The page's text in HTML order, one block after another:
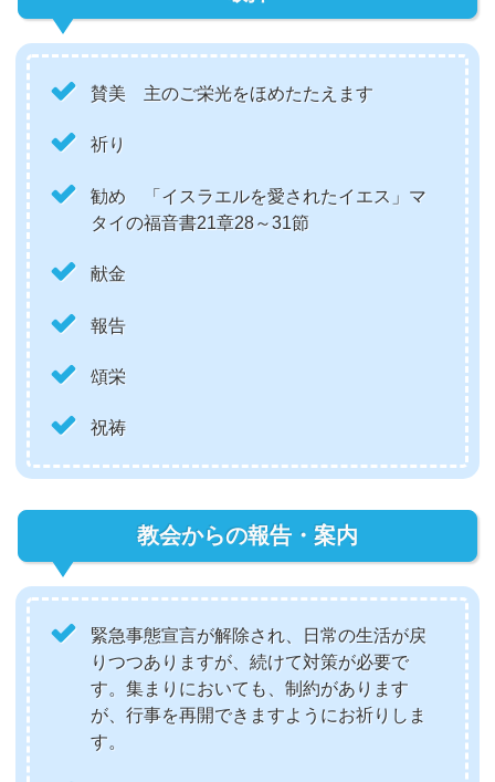
賛美 主のご栄光をほめたたえます
祈り
勧め 「イスラエルを愛されたイエス」マ
タイの福音書21章28～31節
献金
報告
頌栄
祝祷
教会からの報告・案内
緊急事態宣言が解除され、日常の生活が戻
りつつありますが、続けて対策が必要で
す。集まりにおいても、制約があります
が、行事を再開できますようにお祈りしま
す。